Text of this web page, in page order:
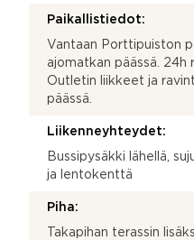
Paikallistiedot:
Vantaan Porttipuiston
ajomatkan päässä. 24h
Outletin liikkeet ja
päässä.
Liikenneyhteydet:
Bussipysäkki lähellä,
ja lentokenttä
Piha:
Takapihan terassin